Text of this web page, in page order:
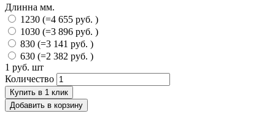
Длинна мм.
1230 (=4 655 руб. )
1030 (=3 896 руб. )
830 (=3 141 руб. )
630 (=2 382 руб. )
1 руб. шт
Количество
Купить в 1 клик
Добавить в корзину